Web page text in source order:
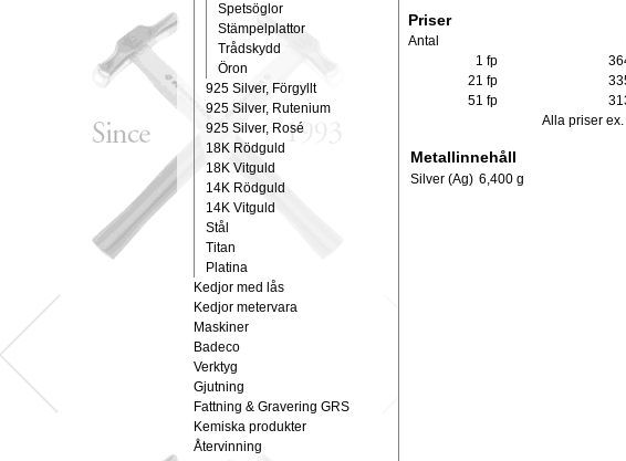
Spetsöglor
Stämpelplattor
Trådskydd
Öron
925 Silver, Förgyllt
925 Silver, Rutenium
925 Silver, Rosé
18K Rödguld
18K Vitguld
14K Rödguld
14K Vitguld
Stål
Titan
Platina
Kedjor med lås
Kedjor metervara
Maskiner
Badeco
Verktyg
Gjutning
Fattning & Gravering GRS
Kemiska produkter
Återvinning
Priser
Antal
1 fp
21 fp
51 fp
Alla priser
Metallinnehåll
Silver (Ag) 6,400 g